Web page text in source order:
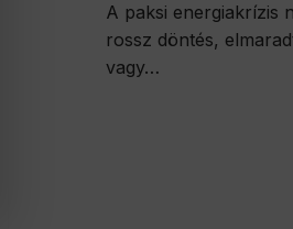
A paksi energiakrízis
rossz döntés,
vagy…